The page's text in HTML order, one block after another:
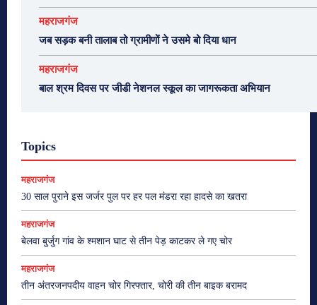
महराजगंज
जब सड़क बनी तालाब तो ग्रामीणों ने उसमे बो दिया धान
महराजगंज
बाल श्रम दिवस पर जीडी नेशनल स्कूल का जागरूकता अभियान
Topics
महराजगंज
30 साल पुराने इस जर्जर पुल पर हर पल मंडरा रहा हादसे का खतरा
महराजगंज
बेलवा बुर्जुग गांव के श्मशान घाट से तीन पेड़ काटकर ले गए चोर
महराजगंज
तीन अंतरजनपदीय वाहन चोर गिरफ्तार, चोरी की तीन बाइक बरामद